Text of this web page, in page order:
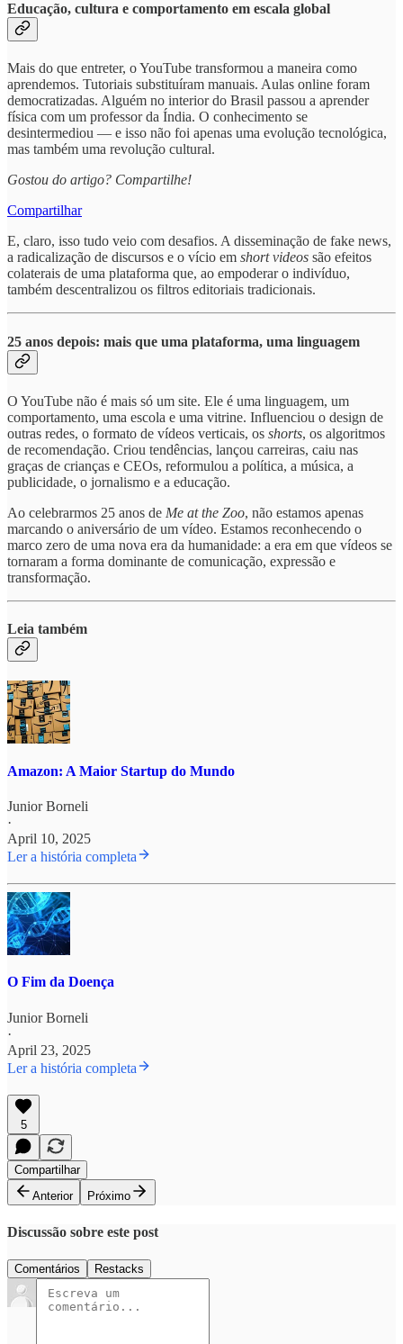
Educação, cultura e comportamento em escala global
Mais do que entreter, o YouTube transformou a maneira como
aprendemos. Tutoriais substituíram manuais. Aulas online foram
democratizadas. Alguém no interior do Brasil passou a aprender
física com um professor da Índia. O conhecimento se
desintermediou — e isso não foi apenas uma evolução tecnológica,
mas também uma revolução cultural.
Gostou do artigo? Compartilhe!
Compartilhar
E, claro, isso tudo veio com desafios. A disseminação de fake news,
a radicalização de discursos e o vício em short videos são efeitos
colaterais de uma plataforma que, ao empoderar o indivíduo,
também descentralizou os filtros editoriais tradicionais.
25 anos depois: mais que uma plataforma, uma linguagem
O YouTube não é mais só um site. Ele é uma linguagem, um
comportamento, uma escola e uma vitrine. Influenciou o design de
outras redes, o formato de vídeos verticais, os shorts, os algoritmos
de recomendação. Criou tendências, lançou carreiras, caiu nas
graças de crianças e CEOs, reformulou a política, a música, a
publicidade, o jornalismo e a educação.
Ao celebrarmos 25 anos de Me at the Zoo, não estamos apenas
marcando o aniversário de um vídeo. Estamos reconhecendo o
marco zero de uma nova era da humanidade: a era em que vídeos se
tornaram a forma dominante de comunicação, expressão e
transformação.
Leia também
Amazon: A Maior Startup do Mundo
Junior Borneli
·
April 10, 2025
Ler a história completa
O Fim da Doença
Junior Borneli
·
April 23, 2025
Ler a história completa
5
Compartilhar
Anterior
Próximo
Discussão sobre este post
Comentários Restacks